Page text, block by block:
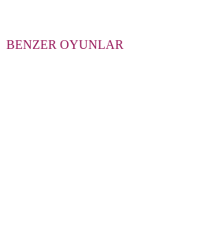
BENZER OYUNLAR